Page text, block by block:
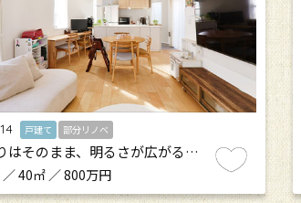
戸建て 部分リノベ
はそのまま、明るさが広がる…
40㎡ ／ 800万円